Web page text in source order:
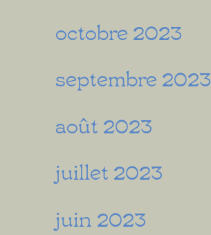
octobre 2023
septembre 2023
août 2023
juillet 2023
juin 2023